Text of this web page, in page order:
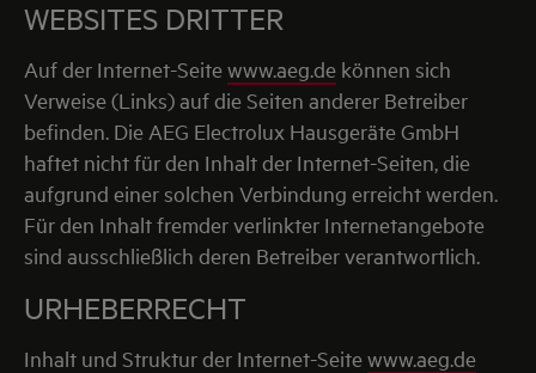
WEBSITES DRITTER
Auf der Internet-Seitewww.aeg.de können sich
Verweise (Links) auf die Seiten anderer Betreiber
befinden. Die AEG Electrolux Hausgeräte GmbH
haftet nicht für den Inhalt der Internet-Seiten, die
aufgrund einer solchen Verbindung erreicht werden.
Für den Inhalt fremder verlinkter Internetangebote
sind ausschließlich deren Betreiber verantwortlich.
URHEBERRECHT
Inhalt und Struktur der Internet-Seitewww.aeg.de